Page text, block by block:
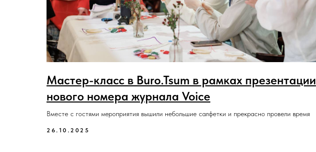
Мастер-класс в Buro.Tsum в рамках презентации
нового номера журнала Voice
Вместе с гостями мероприятия вышили небольшие салфетки и прекрасно провели время
26.10.2025